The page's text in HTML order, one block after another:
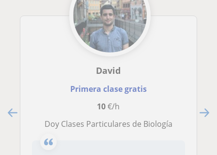
David
Primera clase gratis
10€/h
Doy Clases Particulares de Biología